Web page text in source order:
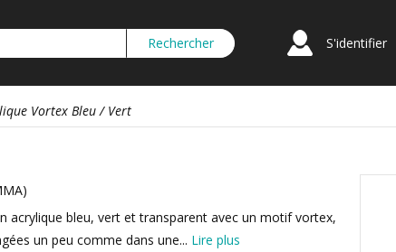
S'identifier
Vortex Bleu / Vert
acrylique bleu, vert et transparent avec un motif vortex,
un peu comme dans une... Lire plus